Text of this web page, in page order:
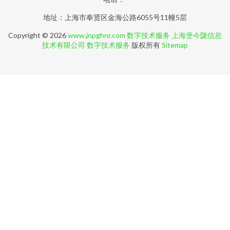
地址：上海市奉贤区金海公路6055号11幢5层
Copyright © 2026www.jnpghnr.com 数字技术服务 上海堡今陇信息
技术有限公司 数字技术服务 版权所有Sitemap